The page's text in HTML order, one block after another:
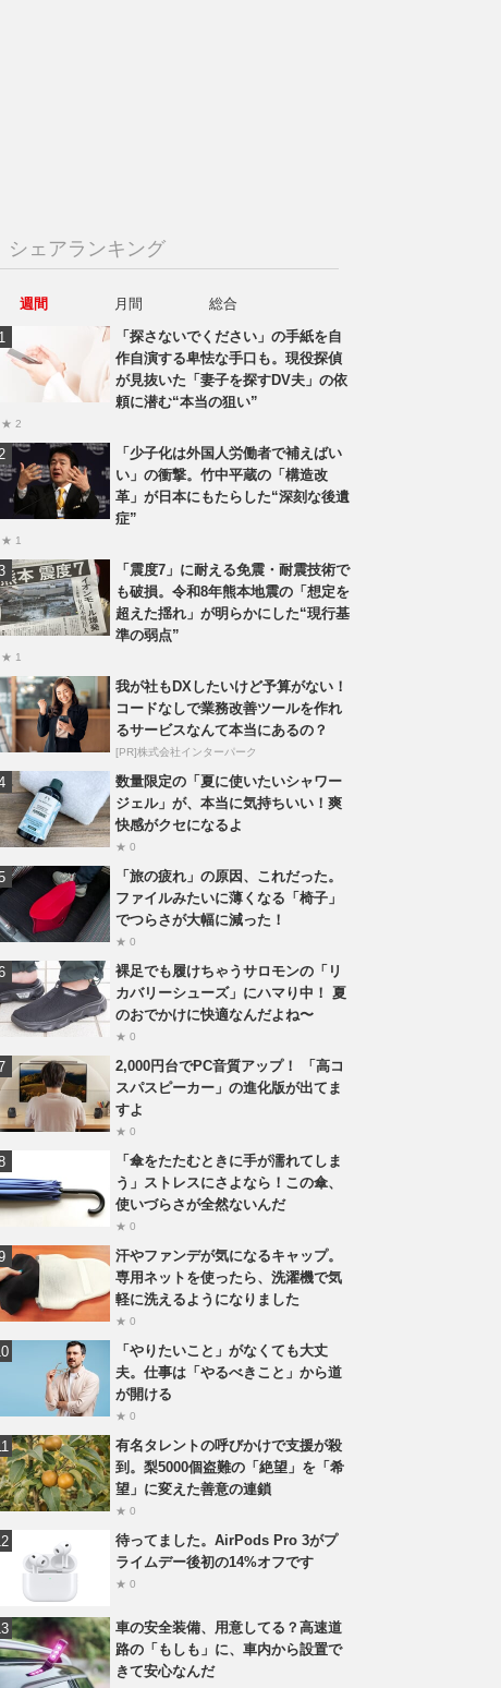
シェアランキング
週間 月間
総合
「探さないでください」の手紙を自
作自演する卑怯な手口も。現役探偵
が見抜いた「妻子を探すDV夫」の依
頼に潜む“本当の狙い”
★ 2
「少子化は外国人労働者で補えばい
い」の衝撃。竹中平蔵の「構造改
革」が日本にもたらした“深刻な後遺
症”
★ 1
「震度7」に耐える免震・耐震技術で
も破損。令和8年熊本地震の「想定を
超えた揺れ」が明らかにした“現行基
準の弱点”
★ 1
我が社もDXしたいけど予算がない！
コードなしで業務改善ツールを作れ
るサービスなんて本当にあるの？
[PR]株式会社インターパーク
数量限定の「夏に使いたいシャワー
ジェル」が、本当に気持ちいい！爽
快感がクセになるよ
★ 0
「旅の疲れ」の原因、これだった。
ファイルみたいに薄くなる「椅子」
でつらさが大幅に減った！
★ 0
裸足でも履けちゃうサロモンの「リ
カバリーシューズ」にハマり中！ 夏
のおでかけに快適なんだよね〜
★ 0
2,000円台でPC音質アップ！ 「高コ
スパスピーカー」の進化版が出てま
すよ
★ 0
「傘をたたむときに手が濡れてしま
う」ストレスにさよなら！この傘、
使いづらさが全然ないんだ
★ 0
汗やファンデが気になるキャップ。
専用ネットを使ったら、洗濯機で気
軽に洗えるようになりました
★ 0
「やりたいこと」がなくても大丈
夫。仕事は「やるべきこと」から道
が開ける
★ 0
有名タレントの呼びかけで支援が殺
到。梨5000個盗難の「絶望」を「希
望」に変えた善意の連鎖
★ 0
待ってました。AirPods Pro 3がプ
ライムデー後初の14%オフです
★ 0
車の安全装備、用意してる？高速道
路の「もしも」に、車内から設置で
きて安心なんだ